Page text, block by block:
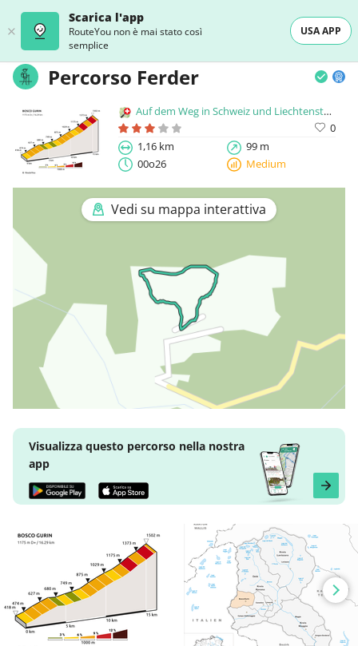
Scarica l'app
RouteYou non è mai stato così
semplice
USA APP
Percorso Ferder
Auf dem Weg in Schweiz und Liechtenstein
0
1,16 km
99 m
00o26
Medium
Vedi su mappa interattiva
Visualizza questo percorso nella nostra
app